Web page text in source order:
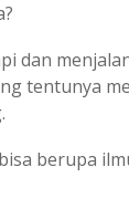
dan
tentunya
berupa